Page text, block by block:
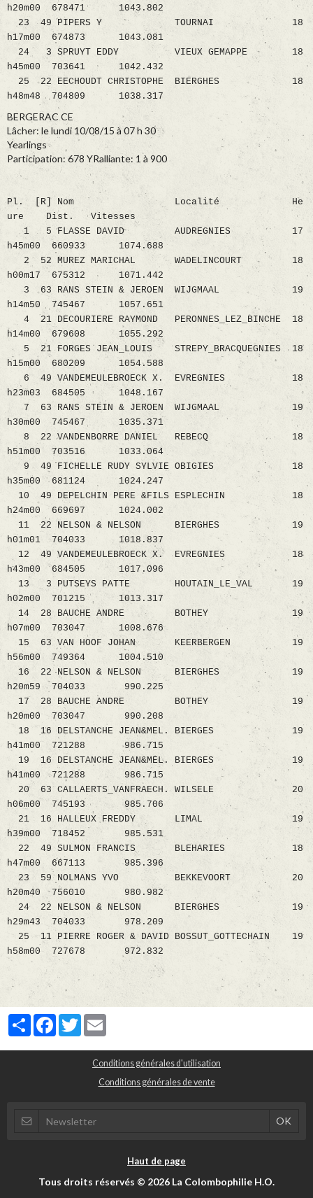
h20m00 678471 1043.802
23 49 PIPERS Y TOURNAI 18
h17m00 674873 1043.081
24 3 SPRUYT EDDY VIEUX GEMAPPE 18
h45m00 703641 1042.432
25 22 EECHOUDT CHRISTOPHE BIERGHES 18
h48m48 704809 1038.317
BERGERAC CE
Lâcher: le lundi 10/08/15 à 07 h 30
Yearlings
Participation: 678 YRalliante: 1 à 900
Pl. [R] Nom Localité He
ure Dist. Vitesses
1 5 FLASSE DAVID AUDREGNIES 17
h45m00 660933 1074.688
2 52 MUREZ MARICHAL WADELINCOURT 18
h00m17 675312 1071.442
3 63 RANS STEIN & JEROEN WIJGMAAL 19
h14m50 745467 1057.651
4 21 DECOURIERE RAYMOND PERONNES_LEZ_BINCHE 18
h14m00 679608 1055.292
5 21 FORGES JEAN_LOUIS STREPY_BRACQUEGNIES 18
h15m00 680209 1054.588
6 49 VANDEMEULEBROECK X. EVREGNIES 18
h23m03 684505 1048.167
7 63 RANS STEIN & JEROEN WIJGMAAL 19
h30m00 745467 1035.371
8 22 VANDENBORRE DANIEL REBECQ 18
h51m00 703516 1033.064
9 49 FICHELLE RUDY SYLVIE OBIGIES 18
h35m00 681124 1024.247
10 49 DEPELCHIN PERE &FILS ESPLECHIN 18
h24m00 669697 1024.002
11 22 NELSON & NELSON BIERGHES 19
h01m01 704033 1018.837
12 49 VANDEMEULEBROECK X. EVREGNIES 18
h43m00 684505 1017.096
13 3 PUTSEYS PATTE HOUTAIN_LE_VAL 19
h02m00 701215 1013.317
14 28 BAUCHE ANDRE BOTHEY 19
h07m00 703047 1008.676
15 63 VAN HOOF JOHAN KEERBERGEN 19
h56m00 749364 1004.510
16 22 NELSON & NELSON BIERGHES 19
h20m59 704033 990.225
17 28 BAUCHE ANDRE BOTHEY 19
h20m00 703047 990.208
18 16 DELSTANCHE JEAN&MEL. BIERGES 19
h41m00 721288 986.715
19 16 DELSTANCHE JEAN&MEL. BIERGES 19
h41m00 721288 986.715
20 63 CALLAERTS_VANFRAECH. WILSELE 20
h06m00 745193 985.706
21 16 HALLEUX FREDDY LIMAL 19
h39m00 718452 985.531
22 49 SULMON FRANCIS BLEHARIES 18
h47m00 667113 985.396
23 59 NOLMANS YVO BEKKEVOORT 20
h20m40 756010 980.982
24 22 NELSON & NELSON BIERGHES 19
h29m43 704033 978.209
25 11 PIERRE ROGER & DAVID BOSSUT_GOTTECHAIN 19
h58m00 727678 972.832
PartagerFacebook
Twitter
Conditions générales d'utilisation
Conditions générales de vente
Haut de page
Tous droits réservés © 2026 La Colombophilie H.O.